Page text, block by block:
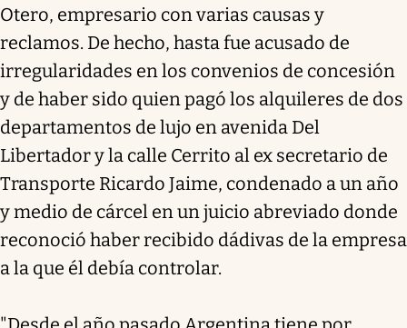
Otero, empresario con varias causas y
reclamos. De hecho, hasta fue acusado de
irregularidades en los convenios de concesión
y de haber sido quien pagó los alquileres de dos
departamentos de lujo en avenida Del
Libertador y la calle Cerrito al ex secretario de
Transporte Ricardo Jaime, condenado a un año
y medio de cárcel en un juicio abreviado donde
reconoció haber recibido dádivas de la empresa
a la que él debía controlar.